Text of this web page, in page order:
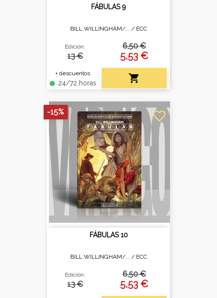
FÁBULAS 9
BILL WILLINGHAM/... / ECC
Edición:
13 €
+ descuentos
fiber_manual_record 24/72 horas
6,50 €
5,53 €

FÁBULAS 10
BILL WILLINGHAM/... / ECC
Edición:
13 €
6,50 €
5,53 €
favorite_border
-15%